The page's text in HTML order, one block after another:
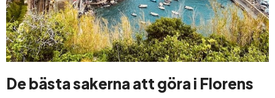
De bästa sakerna att göra i Florens